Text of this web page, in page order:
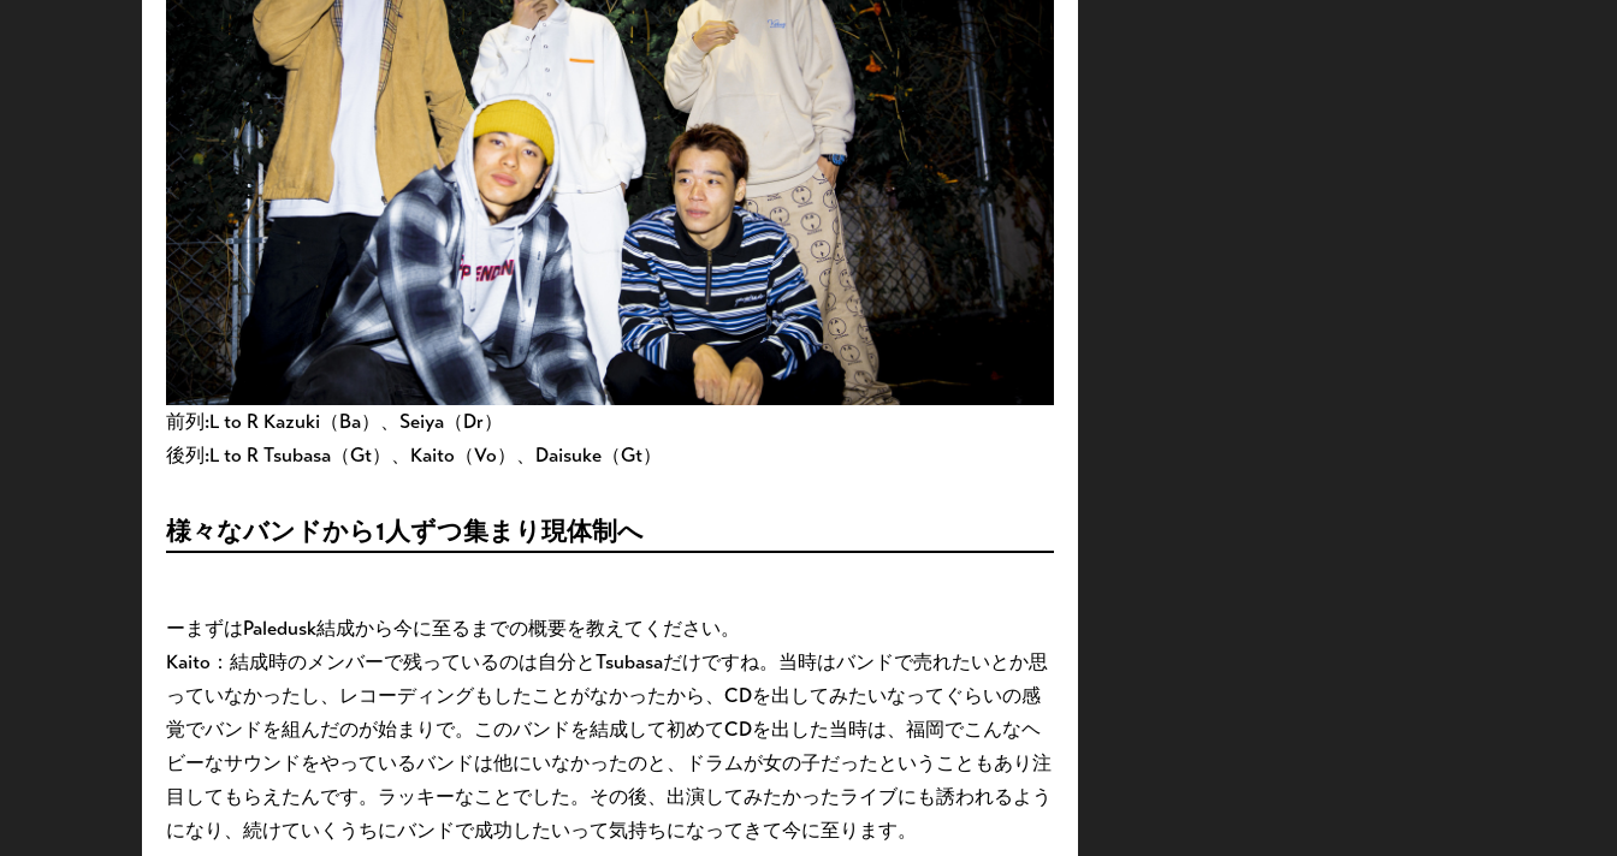
前列:L to R Kazuki（Ba）、Seiya（Dr）
後列:L to R Tsubasa（Gt）、Kaito（Vo）、Daisuke（Gt）
様々なバンドから1人ずつ集まり現体制へ
ーまずはPaledusk結成から今に至るまでの概要を教えてください。
Kaito：結成時のメンバーで残っているのは自分とTsubasaだけですね。当時はバンドで売れたいとか思
っていなかったし、レコーディングもしたことがなかったから、CDを出してみたいなってぐらいの感
覚でバンドを組んだのが始まりで。このバンドを結成して初めてCDを出した当時は、福岡でこんなヘ
ビーなサウンドをやっているバンドは他にいなかったのと、ドラムが女の子だったということもあり注
目してもらえたんです。ラッキーなことでした。その後、出演してみたかったライブにも誘われるよう
になり、続けていくうちにバンドで成功したいって気持ちになってきて今に至ります。